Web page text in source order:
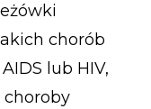
chorób
lub HIV,
choroby